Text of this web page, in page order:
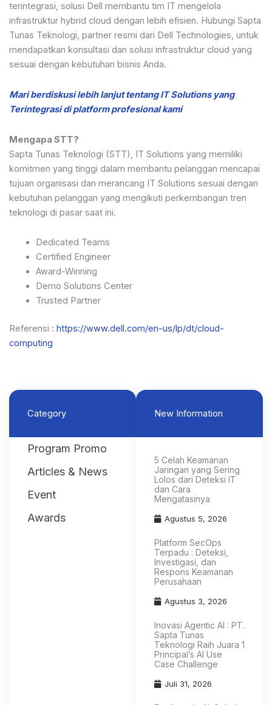
terintegrasi, solusi Dell membantu tim IT mengelola
infrastruktur hybrid cloud dengan lebih efisien. Hubungi Sapta
Tunas Teknologi, partner resmi dari Dell Technologies, untuk
mendapatkan konsultasi dan solusi infrastruktur cloud yang
sesuai dengan kebutuhan bisnis Anda.
Mari berdiskusi lebih lanjut tentang IT Solutions yang
Terintegrasi di platform profesional kami
Mengapa STT?
Sapta Tunas Teknologi (STT), IT Solutions yang memiliki
komitmen yang tinggi dalam membantu pelanggan mencapai
tujuan organisasi dan merancang IT Solutions sesuai dengan
kebutuhan pelanggan yang mengikuti perkembangan tren
teknologi di pasar saat ini.
Dedicated Teams
Certified Engineer
Award-Winning
Demo Solutions Center
Trusted Partner
Referensi : https://www.dell.com/en-us/lp/dt/cloud-
computing
Category
Program Promo
Articles & News
Event
Awards
New Information
5 Celah Keamanan
Jaringan yang Sering
Lolos dari Deteksi IT
dan Cara
Mengatasinya
Agustus 5, 2026
Platform SecOps
Terpadu : Deteksi,
Investigasi, dan
Respons Keamanan
Perusahaan
Agustus 3, 2026
Inovasi Agentic AI : PT.
Sapta Tunas
Teknologi Raih Juara 1
Principal’s AI Use
Case Challenge
Juli 31, 2026